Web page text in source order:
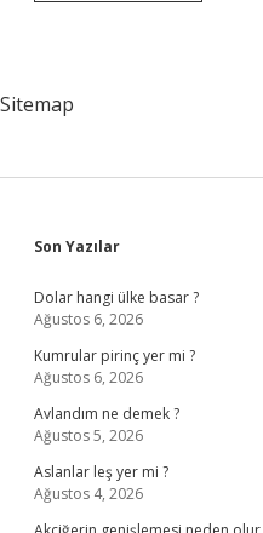
Sitemap
Sidebar
Son Yazılar
Dolar hangi ülke basar ?
Ağustos 6, 2026
Kumrular pirinç yer mi ?
Ağustos 6, 2026
Avlandım ne demek ?
Ağustos 5, 2026
Aslanlar leş yer mi ?
Ağustos 4, 2026